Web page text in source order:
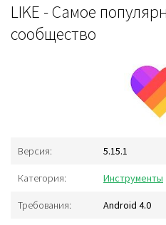
LIKE - Самое
сообщество
Версия: 5.15.1
Категория: Инструменты
Требования: Android 4.0